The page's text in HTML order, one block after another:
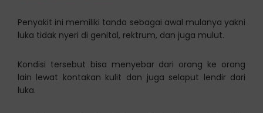
Penyakit ini memiliki tanda sebagai awal mulanya yakni
luka tidak nyeri di genital, rektrum, dan juga mulut.
Kondisi tersebut bisa menyebar dari orang ke orang
lain lewat kontakan kulit dan juga selaput lendir dari
luka.